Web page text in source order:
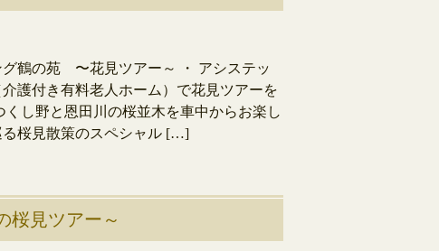
グ鶴の苑 〜花見ツアー～ ・ アシステッ
護付き有料老人ホーム）で花見ツアーを
くし野と恩田川の桜並木を車中からお楽し
桜見散策のスペシャル […]
桜見ツアー～